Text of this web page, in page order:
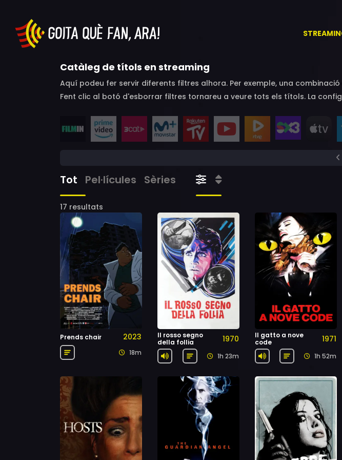
Catàleg de títols en streaming
Aquí podeu fer servir diferents filtres alhora. Per exemple, una
Fent clic al botó d'esborrar filtres tornareu a veure tots els títols. La
Tot Pel·lícules Sèries
17 resultats
Prends chair 2023
18m
Il rosso segno
della follia
1970
1h 23m
Il gatto a nove
code
1971
1h 52m